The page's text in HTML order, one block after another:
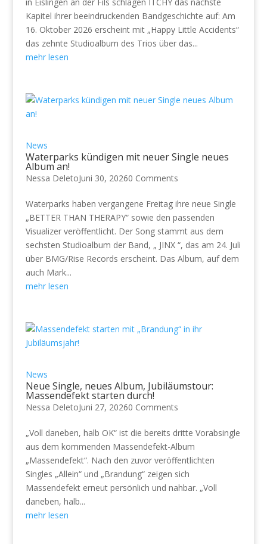
Kapitel ihrer beeindruckenden Bandgeschichte auf: Am
16. Oktober 2026 erscheint mit „Happy Little Accidents“
das zehnte Studioalbum des Trios über das...
mehr lesen
News
Waterparks kündigen mit neuer Single neues
Album an!
Nessa DeletoJuni 30, 20260 Comments
Waterparks haben vergangene Freitag ihre neue Single
„BETTER THAN THERAPY“ sowie den passenden
Visualizer veröffentlicht. Der Song stammt aus dem
sechsten Studioalbum der Band, „ JINX “, das am 24. Juli
über BMG/Rise Records erscheint. Das Album, auf dem
auch Mark...
mehr lesen
News
Neue Single, neues Album, Jubiläumstour:
Massendefekt starten durch!
Nessa DeletoJuni 27, 20260 Comments
„Voll daneben, halb OK“ ist die bereits dritte Vorabsingle
aus dem kommenden Massendefekt-Album
„Massendefekt“. Nach den zuvor veröffentlichten
Singles „Allein“ und „Brandung“ zeigen sich
Massendefekt erneut persönlich und nahbar. „Voll
daneben, halb...
mehr lesen